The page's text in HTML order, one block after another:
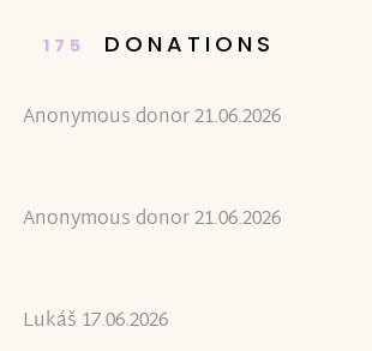
175 DONATIONS
Anonymous donor 21.06.2026
Anonymous donor 21.06.2026
Lukáš 17.06.2026